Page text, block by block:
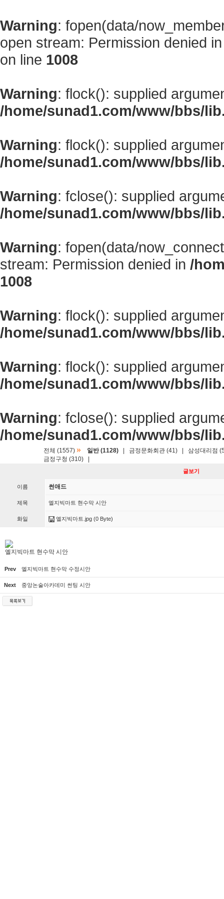
Warning: fopen(data/
open stream: Permission denied
on line 1008
Warning: flock(): supplied
/home/sunad1.com/www/bbs/
Warning: flock(): supplied
/home/sunad1.com/www/bbs/
Warning: fclose(): supplied
/home/sunad1.com/www/bbs/
Warning: fopen(data/
stream: Permission denied in /
1008
Warning: flock(): supplied
/home/sunad1.com/www/bbs/
Warning: flock(): supplied
/home/sunad1.com/www/bbs/
Warning: fclose(): supplied
/home/sunad1.com/www/bbs/
전체 (1557) » 일반 (1128) 금정문화회관 (41)
삼성대리점
금정구청 (310)
글보기
이름 썬애드
제목 엘지빅마트 현수막 시안
화일 엘지빅마트.jpg (0 Byte)
엘지빅마트 현수막 시안
Prev 엘지빅마트 현수막 수정시안
Next 중앙논술아카데미 썬팅 시안